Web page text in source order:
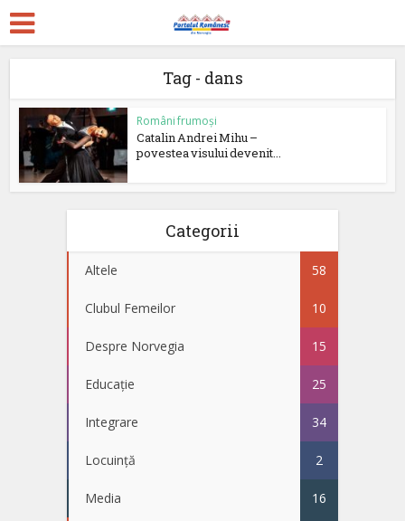
Tag - dans
Români frumoși
Catalin Andrei Mihu –
povestea visului devenit...
Categorii
Altele 58
Clubul Femeilor 10
Despre Norvegia 15
Educație 25
Integrare 34
Locuință 2
Media 16